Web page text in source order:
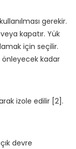
gerekir.
kapatır. Yük
için seçilir.
kadar
izole edilir [2].
devre